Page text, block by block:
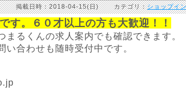
掲載日時：2018-04-15(日) カテゴリ：ショップイ
す。６０才以上の方も大歓迎！！
るくんの求人案内でも確認できます。
合わせも随時受付中です。